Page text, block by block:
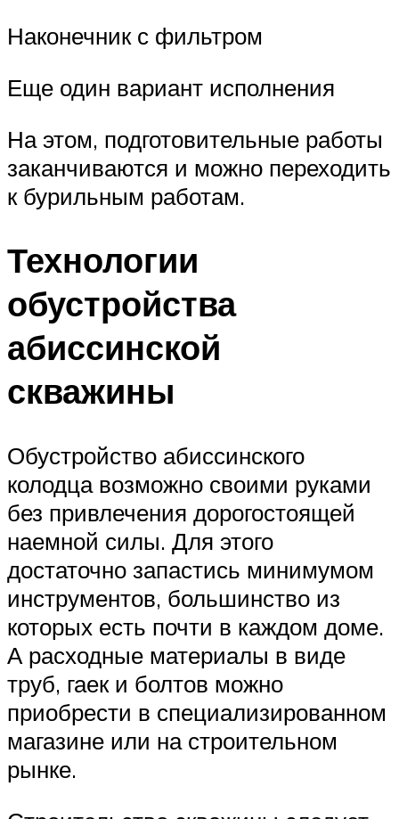
Наконечник с фильтром
Еще один вариант исполнения
На этом, подготовительные работы
заканчиваются и можно переходить
к бурильным работам.
Технологии
обустройства
абиссинской
скважины
Обустройство абиссинского
колодца возможно своими руками
без привлечения дорогостоящей
наемной силы. Для этого
достаточно запастись минимумом
инструментов, большинство из
которых есть почти в каждом доме.
А расходные материалы в виде
труб, гаек и болтов можно
приобрести в специализированном
магазине или на строительном
рынке.